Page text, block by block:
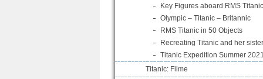
Key Figures aboard RMS Titanic
Olympic – Titanic – Britannic
RMS Titanic in 50 Objects
Recreating Titanic and her
Titanic Expedition Summer 2021
Titanic: Filme